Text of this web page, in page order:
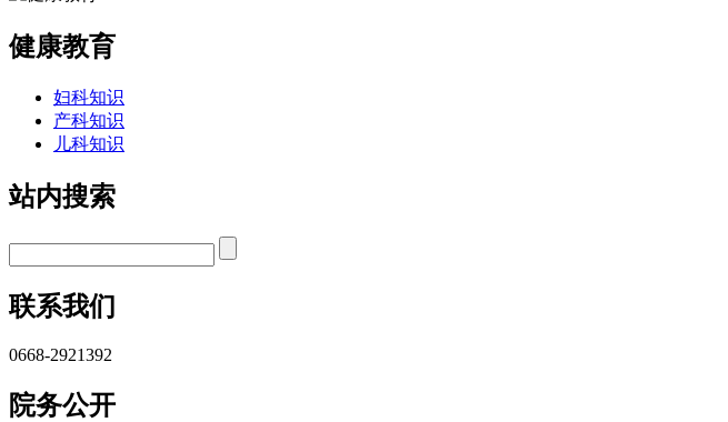
健康教育
妇科知识
产科知识
儿科知识
站内搜索
联系我们
0668-2921392
院务公开